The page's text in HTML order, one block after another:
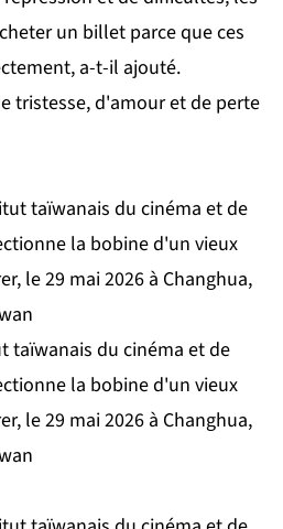
un billet parce que ces
a-t-il ajouté.
tristesse, d'amour et de perte
taïwanais du cinéma et de
la bobine d'un vieux
le 29 mai 2026 à Changhua,